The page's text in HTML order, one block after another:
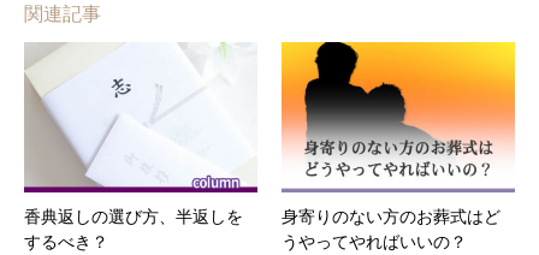
関連記事
香典返しの選び方、半返しを
するべき？
身寄りのない方のお葬式はど
うやってやればいいの？